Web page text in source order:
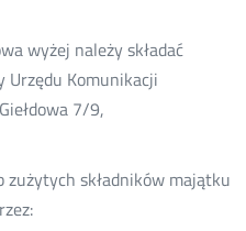
wyżej należy składać
Urzędu Komunikacji
7/9,
zużytych składników majątku